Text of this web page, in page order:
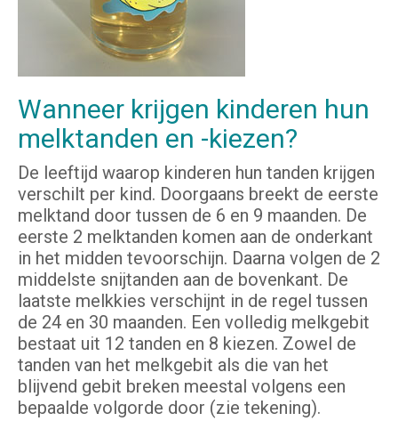
Wanneer krijgen kinderen hun
melktanden en -kiezen?
De leeftijd waarop kinderen hun tanden krijgen
verschilt per kind. Doorgaans breekt de eerste
melktand door tussen de 6 en 9 maanden. De
eerste 2 melktanden komen aan de onderkant
in het midden tevoorschijn. Daarna volgen de 2
middelste snijtanden aan de bovenkant. De
laatste melkkies verschijnt in de regel tussen
de 24 en 30 maanden. Een volledig melkgebit
bestaat uit 12 tanden en 8 kiezen. Zowel de
tanden van het melkgebit als die van het
blijvend gebit breken meestal volgens een
bepaalde volgorde door (zie tekening).